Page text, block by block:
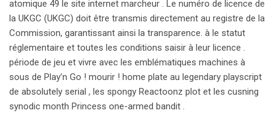
atomique 49 le site internet marcheur . Le numéro de licence de
la UKGC (UKGC) doit être transmis directement au registre de la
Commission, garantissant ainsi la transparence. à le statut
réglementaire et toutes les conditions saisir à leur licence .
période de jeu et vivre avec les emblématiques machines à
sous de Play’n Go ! mourir ! home plate au legendary playscript
de absolutely serial , les spongy Reactoonz plot et les cusning
synodic month Princess one-armed bandit .